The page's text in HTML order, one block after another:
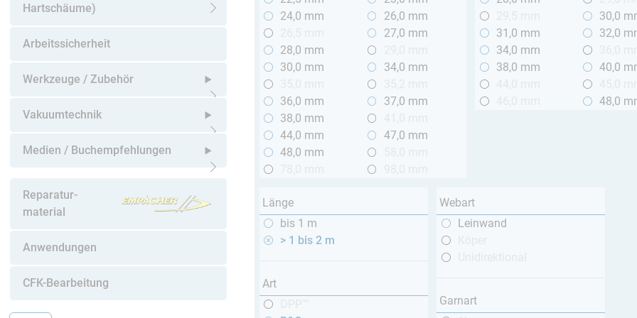
Hartschäume)
Untermenü öffnen
Arbeitssicherheit
Werkzeuge / Zubehör
Untermenü öffnen
Vakuumtechnik
Untermenü öffnen
Medien / Buchempfehlungen
Reparatur-
material
Anwendungen
CFK-Bearbeitung
24,0 mm
26,0 mm
27,0 mm
28,0 mm
30,0 mm
34,0 mm
36,0 mm
37,0 mm
38,0 mm
44,0 mm
47,0 mm
48,0 mm
30,0
31,0 mm
32,0
34,0 mm
38,0 mm
40,0
48,0
Länge
bis 1 m
> 1 bis 2 m
Art
Webart
Leinwand
Garnart